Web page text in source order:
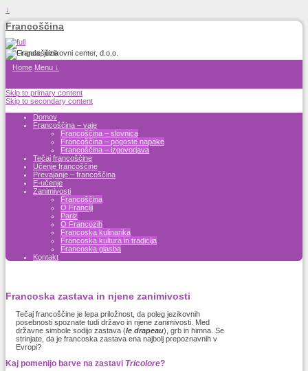
↓
Francoščina
Home Menu ↓
Skip to primary content
Skip to secondary content
Domov
Francoščina – vaje
Francoščina – slovnica
Francoščina – pogoste napake
Francoščina – izgovorjava
Tečaj francoščine
Učenje francoščine
Prevajanje – francoščina
E-učenje
Zanimivosti
Francoščina
O Franciji
Pariz
O Francozih
Francoska kulinarika
Francoska kultura in tradicija
Francoska glasba
Kontakt
Francoska zastava in njene zanimivosti
Tečaj francoščine je lepa priložnost, da poleg jezikovnih
posebnosti spoznate tudi državo in njene zanimivosti. Med
državne simbole sodijo zastava (le drapeau), grb in himna. Se
strinjate, da je francoska zastava ena najbolj prepoznavnih v
Evropi?
Kaj pomenijo barve na zastavi Tricolore?